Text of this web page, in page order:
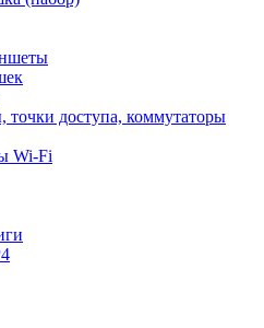
доступа, коммутаторы
Wi-Fi